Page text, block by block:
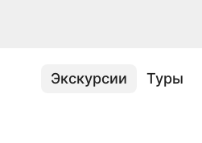
Экскурсии Туры